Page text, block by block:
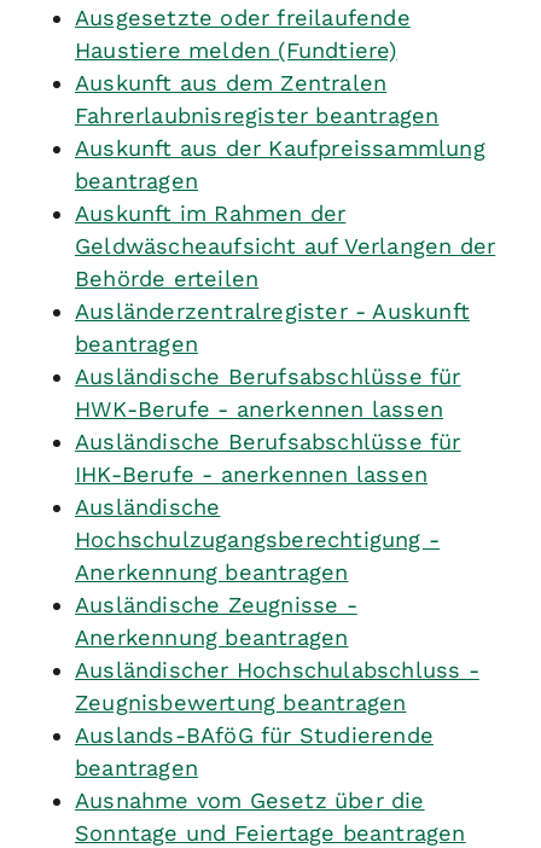
Ausgesetzte oder freilaufende
Haustiere melden (Fundtiere)
Auskunft aus dem Zentralen
Fahrerlaubnisregister beantragen
Auskunft aus der Kaufpreissammlung
beantragen
Auskunft im Rahmen der
Geldwäscheaufsicht auf Verlangen der
Behörde erteilen
Ausländerzentralregister - Auskunft
beantragen
Ausländische Berufsabschlüsse für
HWK-Berufe - anerkennen lassen
Ausländische Berufsabschlüsse für
IHK-Berufe - anerkennen lassen
Ausländische
Hochschulzugangsberechtigung -
Anerkennung beantragen
Ausländische Zeugnisse -
Anerkennung beantragen
Ausländischer Hochschulabschluss -
Zeugnisbewertung beantragen
Auslands-BAföG für Studierende
beantragen
Ausnahme vom Gesetz über die
Sonntage und Feiertage beantragen